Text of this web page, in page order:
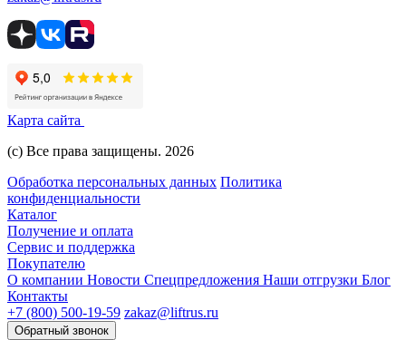
Карта сайта
(с) Все права защищены. 2026
Обработка персональных данных Политика
конфиденциальности
Каталог
Получение и оплата
Сервис и поддержка
Покупателю
О компании Новости Спецпредложения Наши отгрузки Блог
Контакты
+7 (800) 500-19-59 zakaz@liftrus.ru
Обратный звонок